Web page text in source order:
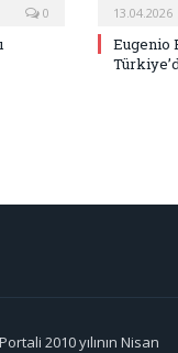
0 13.04.2026
Eugenio
2010 yılının Nisan